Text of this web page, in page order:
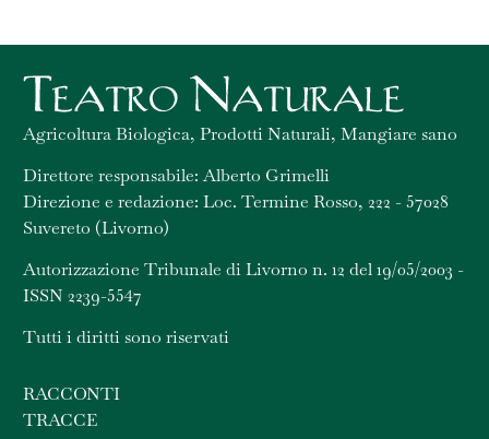
Agricoltura Biologica, Prodotti Naturali, Mangiare sano
Direttore responsabile: Alberto Grimelli
Direzione e redazione: Loc. Termine Rosso, 222 - 57028
Suvereto (Livorno)
Autorizzazione Tribunale di Livorno n. 12 del 19/05/2003 -
ISSN 2239-5547
Tutti i diritti sono riservati
RACCONTI
TRACCE